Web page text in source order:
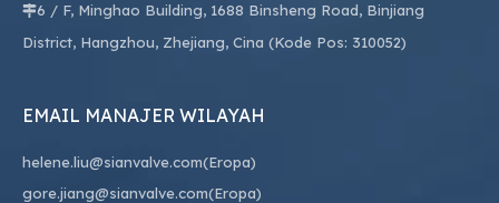
6 / F, Minghao Building, 1688 Binsheng Road, Binjiang
District, Hangzhou, Zhejiang, Cina (Kode Pos: 310052)
EMAIL MANAJER WILAYAH
helene.liu@sianvalve.com(Eropa)
gore.jiang@sianvalve.com(Eropa)